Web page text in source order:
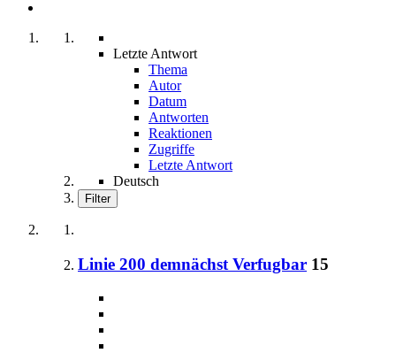
Letzte Antwort
Thema
Autor
Datum
Antworten
Reaktionen
Zugriffe
Letzte Antwort
Deutsch
Filter
Linie 200 demnächst Verfugbar 15